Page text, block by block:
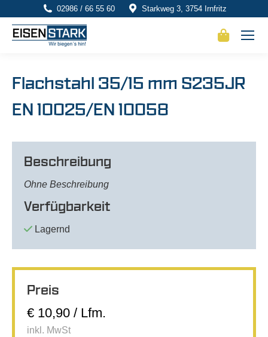
02986 / 66 55 60 Starkweg 3, 3754 Irnfritz
Flachstahl 35/15 mm S235JR
EN 10025/EN 10058
Beschreibung
Ohne Beschreibung
Verfügbarkeit
Lagernd
Preis
€ 10,90 / Lfm.
inkl. MwSt